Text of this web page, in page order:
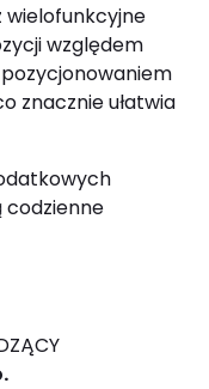
wielofunkcyjne
względem
znacznie ułatwia
codzienne